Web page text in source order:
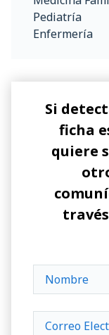
Pediatría
Enfermería
Si
ficha
quiere